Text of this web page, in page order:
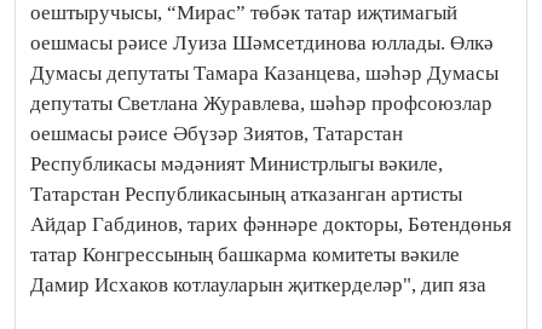
оештыручысы, “Мирас” төбәк татар иҗтимагый
оешмасы рәисе Луиза Шәмсетдинова юллады. Өлкә
Думасы депутаты Тамара Казанцева, шәһәр Думасы
депутаты Светлана Журавлева, шәһәр профсоюзлар
оешмасы рәисе Әбүзәр Зиятов, Татарстан
Республикасы мәдәният Министрлыгы вәкиле,
Татарстан Республикасының атказанган артисты
Айдар Габдинов, тарих фәннәре докторы, Бөтендөнья
татар Конгрессының башкарма комитеты вәкиле
Дамир Исхаков котлауларын җиткерделәр", дип яза